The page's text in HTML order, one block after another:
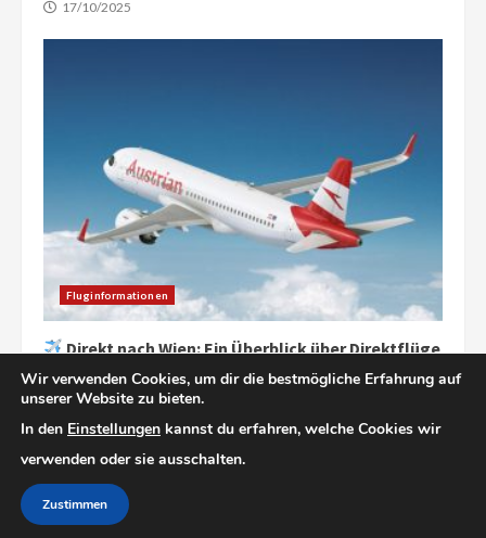
17/10/2025
Fluginformationen
Direkt nach Wien: Ein Überblick über Direktflüge
aus Deutschland
27/09/2025
Copyright © 2025 flug Und Hotels
Wir verwenden Cookies, um dir die bestmögliche Erfahrung auf
unserer Website zu bieten.
In den Einstellungen kannst du erfahren, welche Cookies wir
verwenden oder sie ausschalten.
Zustimmen